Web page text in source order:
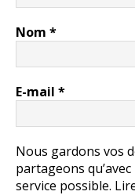
Nom *
E-mail *
Nous gardons vos
partageons
service possible.